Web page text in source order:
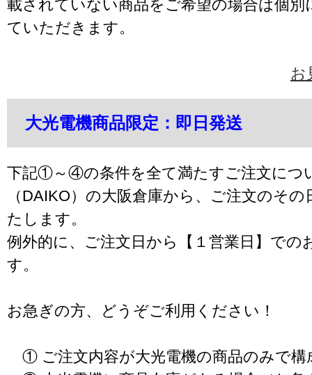
載されていない商品をご希望の場合は個別
ていただきます。
お
大光電機商品限定：即日発送
下記①～④の条件を全て満たすご注文につ
（DAIKO）の大阪倉庫から、ご注文のそ
たします。
例外的に、ご注文日から【１営業日】での
す。
お急ぎの方、どうぞご利用ください！
① ご注文内容が大光電機の商品のみで構